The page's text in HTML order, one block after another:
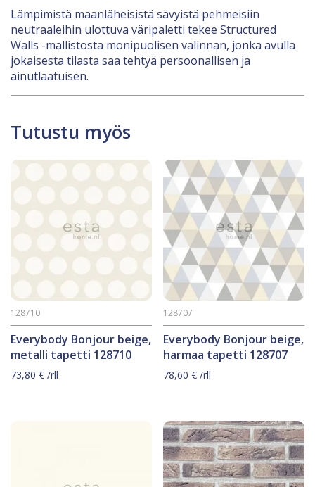
Lämpimistä maanläheisistä sävyistä pehmeisiin
neutraaleihin ulottuva väripaletti tekee Structured
Walls -mallistosta monipuolisen valinnan, jonka avulla
jokaisesta tilasta saa tehtyä persoonallisen ja
ainutlaatuisen.
Tutustu myös
Everybody Bonjour beige,
metalli tapetti 128710
128710
73,80 € /rll
Everybody Bonjour beige,
harmaa tapetti 128707
128707
78,60€ /rll